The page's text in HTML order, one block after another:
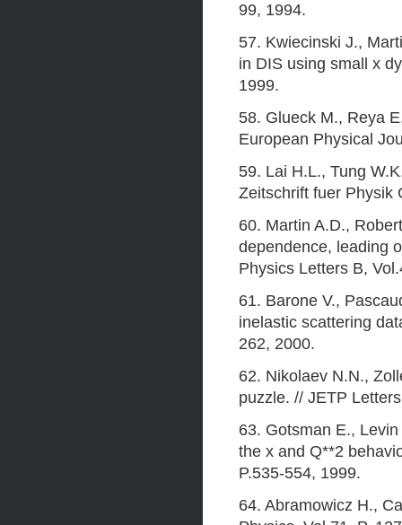
99, 1994.
57. Kwiecinski J.,
in DIS using small x
1999.
58. Glueck M., Reya
European Physical
59. Lai H.L., Tung
Zeitschrift fuer Physik
60. Martin A.D.,
dependence, leading
Physics Letters B,
61. Barone V.,
inelastic scattering
262, 2000.
62. Nikolaev N.N.,
puzzle. // JETP
63. Gotsman E.,
the x and Q**2
P.535-554, 1999.
64. Abramowicz H.,